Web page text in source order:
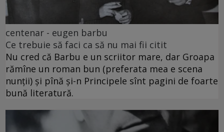
centenar - eugen barbu
Ce trebuie să faci ca să nu mai fii citit
Nu cred că Barbu e un scriitor mare, dar Groapa
rămîne un roman bun (preferata mea e scena
nunții) și pînă și-n Principele sînt pagini de foarte
bună literatură.